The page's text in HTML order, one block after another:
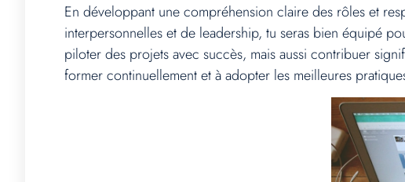
En développant une compréhension claire des rôles et
interpersonnelles et de leadership, tu seras bien équipé
piloter des projets avec succès, mais aussi contribuer
former continuellement et à adopter les meilleures